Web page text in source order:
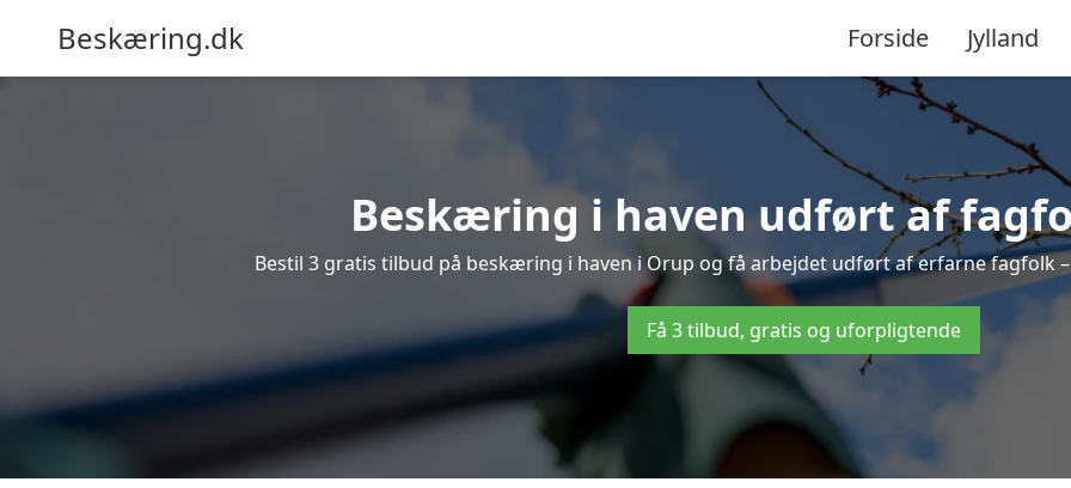
Beskæring.dk Forside Jylland
Beskæring i haven udført af
Bestil 3 gratis tilbud på beskæring i haven i Orup og få arbejdet udført af erfarne fagfolk
Få 3 tilbud, gratis og uforpligtende